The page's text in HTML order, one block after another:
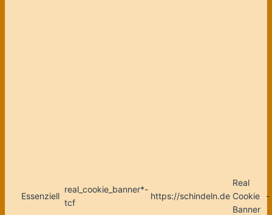
Essenziell
real_cookie_banner*-
tcf
https://schindeln.de
Real
Cookie
Banner
-